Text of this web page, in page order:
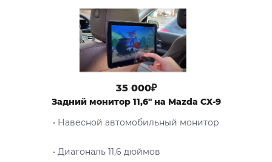
35 000₽
Задний монитор 11,6" на Mazda CX-9
• Навесной автомобильный монитор
• Диагональ 11,6 дюймов